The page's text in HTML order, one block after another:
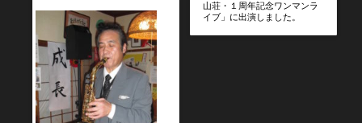
山荘・１周年記念ワンマンラ
イブ」に出演しました。